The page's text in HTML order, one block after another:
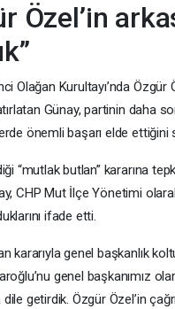
Özel’in
Olağan Kurultayı’nda Özgür
Günay, partinin daha
önemli başarı elde ettiğini
“mutlak butlan” kararına
CHP Mut İlçe Yönetimi
ifade etti.
kararıyla genel başkanlık
genel başkanımız
getirdik. Özgür Özel’in